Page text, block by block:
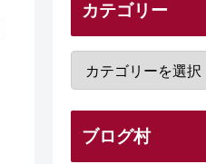
カテゴリー
ブログ村